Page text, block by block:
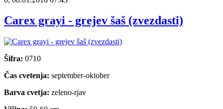
Carex grayi - grejev šaš (zvezdasti)
Šifra: 0710
Čas cvetenja: september-oktober
Barva cvetja: zeleno-rjav